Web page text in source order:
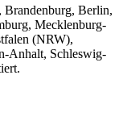
Brandenburg, Berlin,
Mecklenburg-
(NRW),
Anhalt, Schleswig-